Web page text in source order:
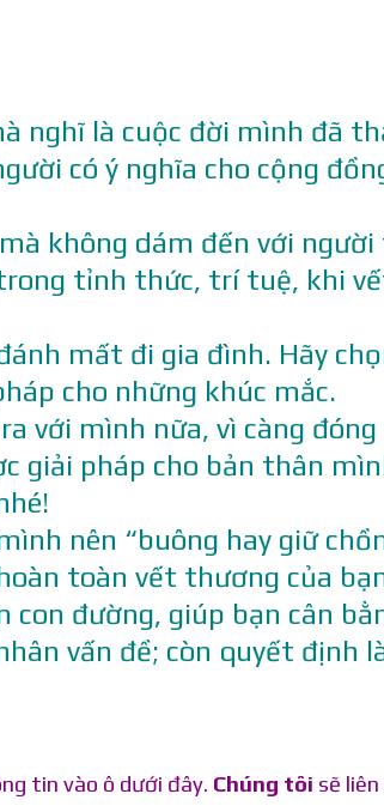
nghĩ là cuộc đời mình đã
có ý nghĩa cho cộng
không dám đến với người
tỉnh thức, trí tuệ, khi
mất đi gia đình. Hãy
cho những khúc mắc.
với mình nữa, vì càng đóng
giải pháp cho bản thân
nên “buông hay giữ
toàn vết thương của
con đường, giúp bạn cân
vấn đề; còn quyết định
tin vào ô dưới đây. Chúng tôi sẽ liên